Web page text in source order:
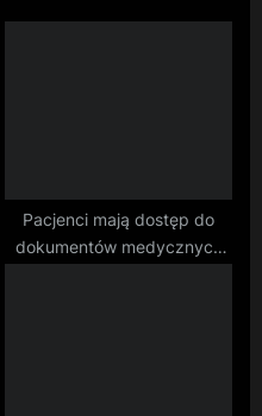
Pacjenci mają dostęp do
dokumentów medycznych